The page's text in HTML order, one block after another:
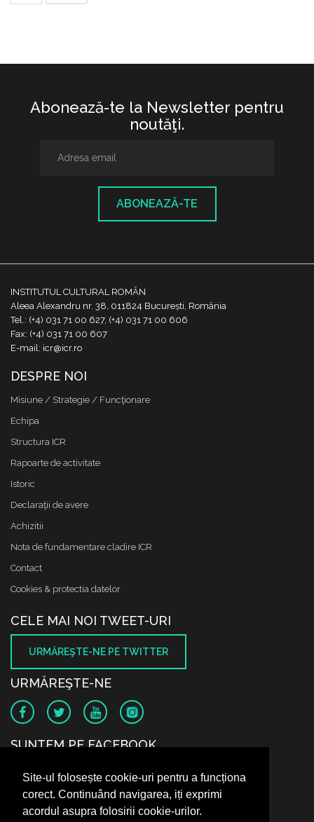
Site-ul folosește cookie-uri pentru a funcționa
corect. Continuând navigarea, iți exprimi
acordul asupra folosirii cookie-urilor.
Abonează-te la Newsletter pentru
noutăţi.
ABONEAZĂ-TE
INSTITUTUL CULTURAL ROMÂN
Aleea Alexandru nr. 38, 011824 București, România
Tel.: (+4) 031 71 00 627, (+4) 031 71 00 606
Fax: (+4) 031 71 00 607
E-mail: icr@icr.ro
DESPRE NOI
Misiune / Strategie / Funcţionare
Echipa
Structura ICR
Rapoarte de activitate
Istoric
Declaraţii de avere
Achizitii
Nota de fundamentare cladire ICR
Contact
Cookies & protectia datelor
CELE MAI NOI TWEET-URI
URMĂREŞTE-NE PE TWITTER
URMĂREŞTE-NE
SUNTEM PE FACEBOOK